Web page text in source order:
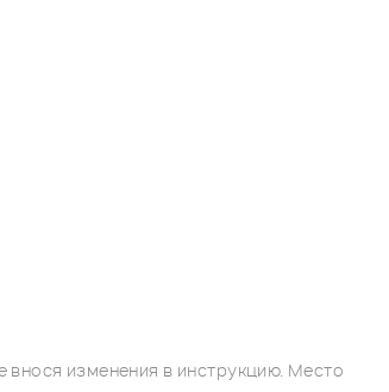
изменения в инструкцию. Место